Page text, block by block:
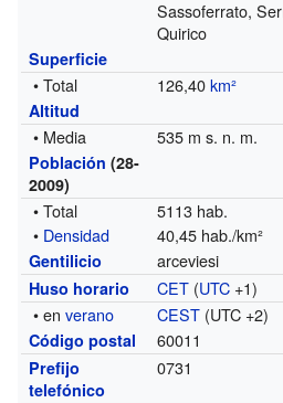
Sassoferrato,
Quirico
Superficie
• Total 126,40km²
Altitud
• Media 535 m s. n. m.
Población (28-
2009)
• Total
5113 hab.
• Densidad 40,45 hab./km²
Gentilicio arceviesi
Huso horario CET (UTC +1)
• enverano CEST (UTC +2)
Código postal 60011
Prefijo
telefónico
0731